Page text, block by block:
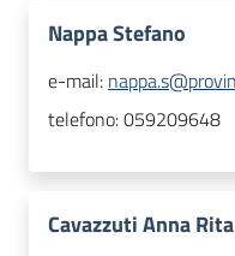
Nappa Stefano
e-mail:
telefono:059209648
Cavazzuti Anna Rita